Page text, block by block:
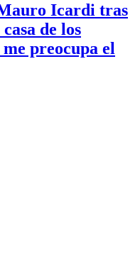
Icardi tras
de los
preocupa el